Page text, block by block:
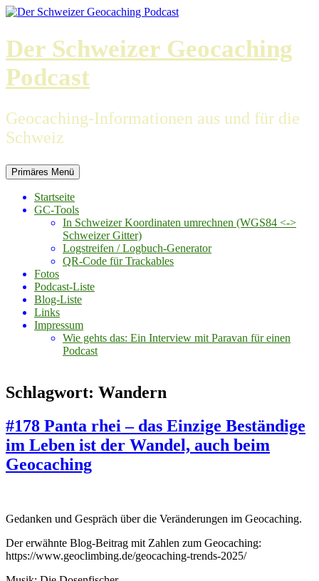
Zum
Der Schweizer Geocaching
Podcast
Geocaching-Informationen aus und für die
Schweiz
Primäres Menü
Startseite
GC-Tools
In Schweizer Koordinaten umrechnen (WGS84 <->
Schweizer Gitter)
Logstreifen / Logbuch-Generator
QR-Code für Trackables
Fotos
Podcast-Liste
Blog-Liste
Links
Impressum
Wie gehts das: Ein Interview mit Paravan für einen
Podcast
Schlagwort: Wandern
#178 Panta rhei – das Einzige Beständige
im Leben ist der Wandel, auch beim
Geocaching
Gedanken und Gespräch über die Veränderungen im Geocaching.
Der erwähnte Blog-Beitrag mit Zahlen zum Geocaching:
https://www.geoclimbing.de/geocaching-trends-2025/